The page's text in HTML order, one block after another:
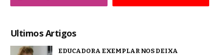
Ultimos Artigos
EDUCADORA EXEMPLAR NOS DEIXA